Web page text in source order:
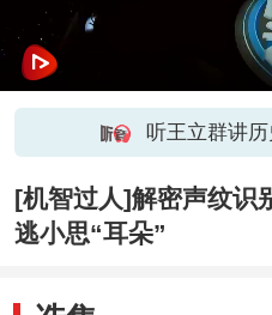
听王立群讲
[机智过人]解密声纹识
逃小思“耳朵”